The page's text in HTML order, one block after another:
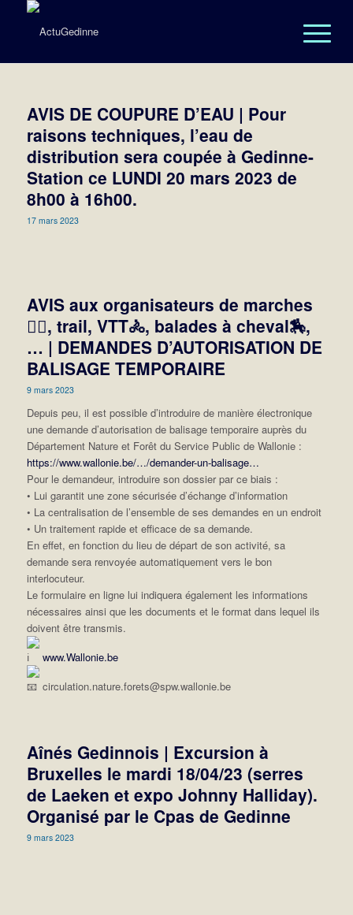
AVIS DE COUPURE D’EAU | Pour
raisons techniques, l’eau de
distribution sera coupée à Gedinne-
Station ce LUNDI 20 mars 2023 de
8h00 à 16h00.
17 mars 2023
AVIS aux organisateurs de marches
🚶‍♀️, trail, VTT🚴, balades à cheval🏇,
… | DEMANDES D’AUTORISATION DE
BALISAGE TEMPORAIRE
9 mars 2023
Depuis peu, il est possible d’introduire de manière électronique
une demande d’autorisation de balisage temporaire auprès du
Département Nature et Forêt du Service Public de Wallonie :
https://www.wallonie.be/…/demander-un-balisage…
Pour le demandeur, introduire son dossier par ce biais :
• Lui garantit une zone sécurisée d’échange d’information
• La centralisation de l’ensemble de ses demandes en un endroit
• Un traitement rapide et efficace de sa demande.
En effet, en fonction du lieu de départ de son activité, sa
demande sera renvoyée automatiquement vers le bon
interlocuteur.
Le formulaire en ligne lui indiquera également les informations
nécessaires ainsi que les documents et le format dans lequel ils
doivent être transmis.
www.Wallonie.be
circulation.nature.forets@spw.wallonie.be
Aînés Gedinnois | Excursion à
Bruxelles le mardi 18/04/23 (serres
de Laeken et expo Johnny Halliday).
Organisé par le Cpas de Gedinne
9 mars 2023